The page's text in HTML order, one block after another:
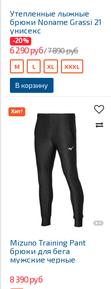
Утепленные лыжные
брюки Noname Grassi 21
унисекс
-20%
6 290 руб/7 890 руб
В корзину
M L XL XXXL
Хит!
Mizuno Training Pant
брюки для бега
мужские черные
8 390 руб